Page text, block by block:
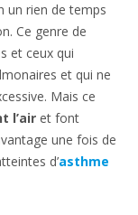
un rien de temps
Ce genre de
et ceux qui
et qui ne
Mais ce
l’air et font
une fois de
d’asthme